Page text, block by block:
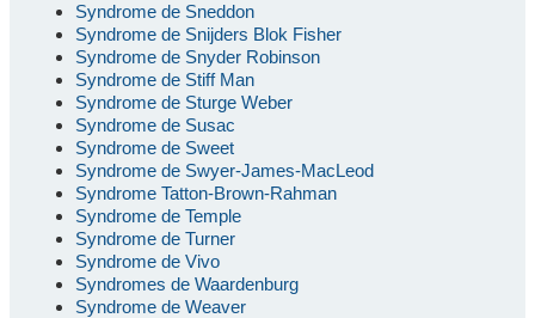
Syndrome de Sneddon
Syndrome de Snijders Blok Fisher
Syndrome de Snyder Robinson
Syndrome de Stiff Man
Syndrome de Sturge Weber
Syndrome de Susac
Syndrome de Sweet
Syndrome de Swyer-James-MacLeod
Syndrome Tatton-Brown-Rahman
Syndrome de Temple
Syndrome de Turner
Syndrome de Vivo
Syndromes de Waardenburg
Syndrome de Weaver